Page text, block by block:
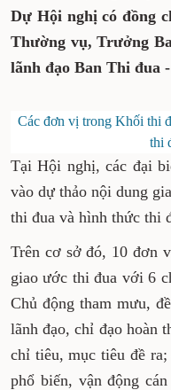
Dự Hội nghị có đồng
Thường vụ, Trưởng
lãnh đạo Ban Thi đua
Các đơn vị trong Khối thi
thi
Tại Hội nghị, các đại
vào dự thảo nội dung
thi đua và hình thức thi
Trên cơ sở đó, 10 đơn
giao ước thi đua với 6
Chủ động tham mưu,
lãnh đạo, chỉ đạo hoàn
chỉ tiêu, mục tiêu đề
phổ biến, vận động